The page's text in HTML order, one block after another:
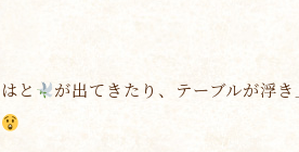
はと が出てきたり、テーブルが浮